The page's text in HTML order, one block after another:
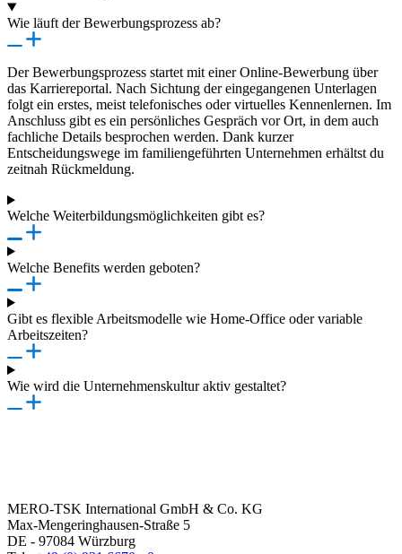
Wie läuft der Bewerbungsprozess ab?
Der Bewerbungsprozess startet mit einer Online-Bewerbung über
das Karriereportal. Nach Sichtung der eingegangenen Unterlagen
folgt ein erstes, meist telefonisches oder virtuelles Kennenlernen. Im
Anschluss gibt es ein persönliches Gespräch vor Ort, in dem auch
fachliche Details besprochen werden. Dank kurzer
Entscheidungswege im familiengeführten Unternehmen erhältst du
zeitnah Rückmeldung.
Welche Weiterbildungsmöglichkeiten gibt es?
Welche Benefits werden geboten?
Gibt es flexible Arbeitsmodelle wie Home-Office oder variable
Arbeitszeiten?
Wie wird die Unternehmenskultur aktiv gestaltet?
MERO-TSK International GmbH & Co. KG
Max-Mengeringhausen-Straße 5
DE - 97084 Würzburg